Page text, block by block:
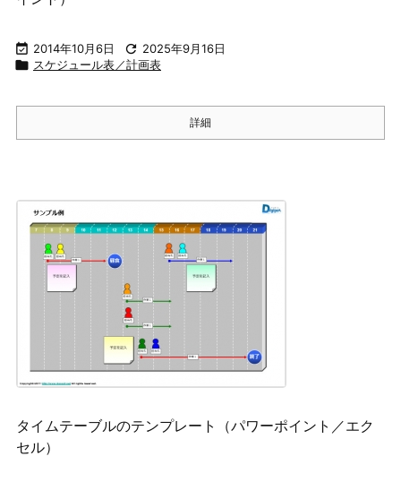
 2014年10月6日  2025年9月16日
 スケジュール表／計画表
詳細
タイムテーブルのテンプレート（パワーポイント／エク
セル）